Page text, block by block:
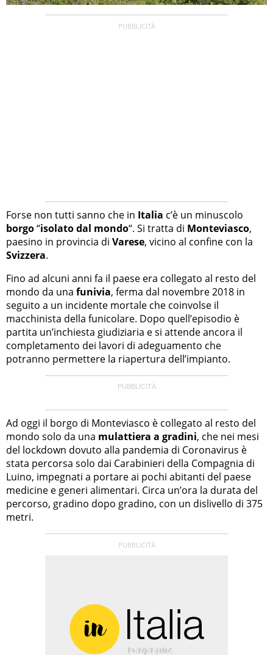
Forse non tutti sanno che in Italia c’è un minuscolo
borgo“isolato dal mondo“. Si tratta di Monteviasco,
paesino in provincia di Varese, vicino al confine con la
Svizzera.
Fino ad alcuni anni fa il paese era collegato al resto del
mondo da una funivia, ferma dal novembre 2018 in
seguito a un incidente mortale che coinvolse il
macchinista della funicolare. Dopo quell’episodio è
partita un’inchiesta giudiziaria e si attende ancora il
completamento dei lavori di adeguamento che
potranno permettere la riapertura dell’impianto.
Ad oggi il borgo di Monteviasco è collegato al resto del
mondo solo da una mulattiera a gradini, che nei mesi
del lockdown dovuto alla pandemia di Coronavirus è
stata percorsa solo dai Carabinieri della Compagnia di
Luino, impegnati a portare ai pochi abitanti del paese
medicine e generi alimentari. Circa un’ora la durata del
percorso, gradino dopo gradino, con un dislivello di 375
metri.